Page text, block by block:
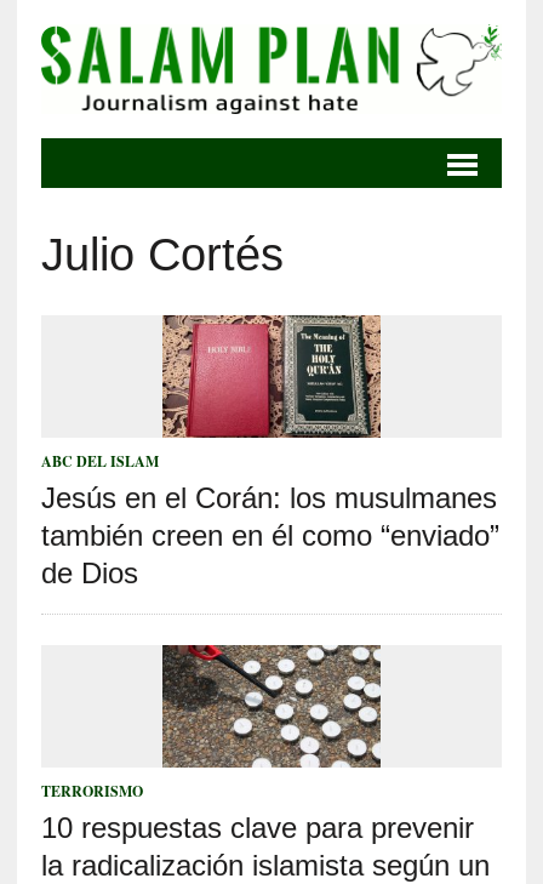
Julio Cortés
ABC DEL ISLAM
Jesús en el Corán: los musulmanes
también creen en él como “enviado”
de Dios
TERRORISMO
10 respuestas clave para prevenir
la radicalización islamista según un